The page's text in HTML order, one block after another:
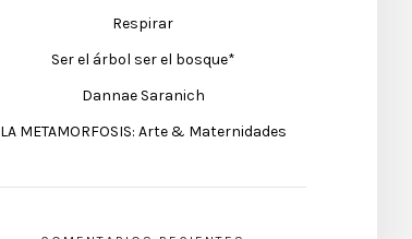
Respirar
Ser el árbol ser el bosque*
Dannae Saranich
LA METAMORFOSIS: Arte & Maternidades